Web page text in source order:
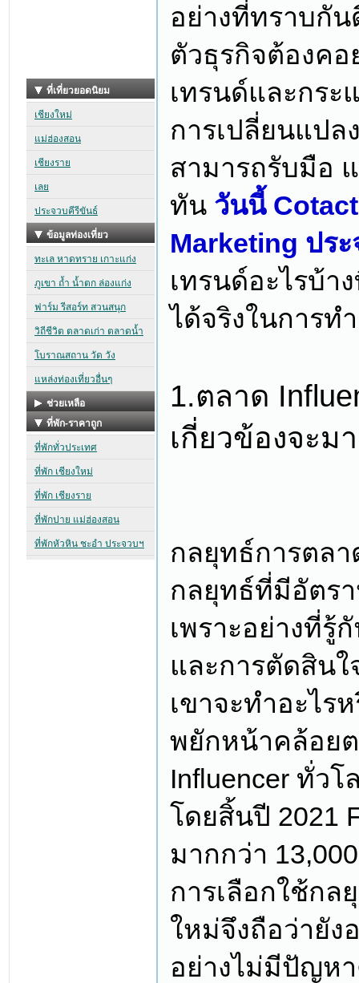
อย่างที่ทราบกั
ตัวธุรกิจต้องคอ
เทรนด์และกร
การเปลี่ยนแปล
สามารถรับมือ
ทัน วันนี้
Marketing ปร
เทรนด์อะไรบ้า
ได้จริงในการท
1.ตลาด
เกี่ยวข้องจะม
กลยุทธ์การตลา
กลยุทธ์ที่มีอัตร
เพราะอย่างที่
และการตัดสิน
เขาจะทำอะไร
พยักหน้าคล้อย
Influencer ทั่ว
โดยสิ้นปี 2021
มากกว่า
การเลือกใช้กล
ใหม่จึงถือว่ายัง
อย่างไม่มีปัญห